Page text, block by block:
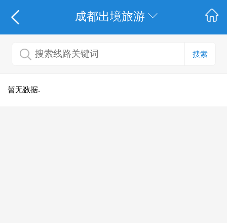
成都出境旅游
搜索
暂无数据.